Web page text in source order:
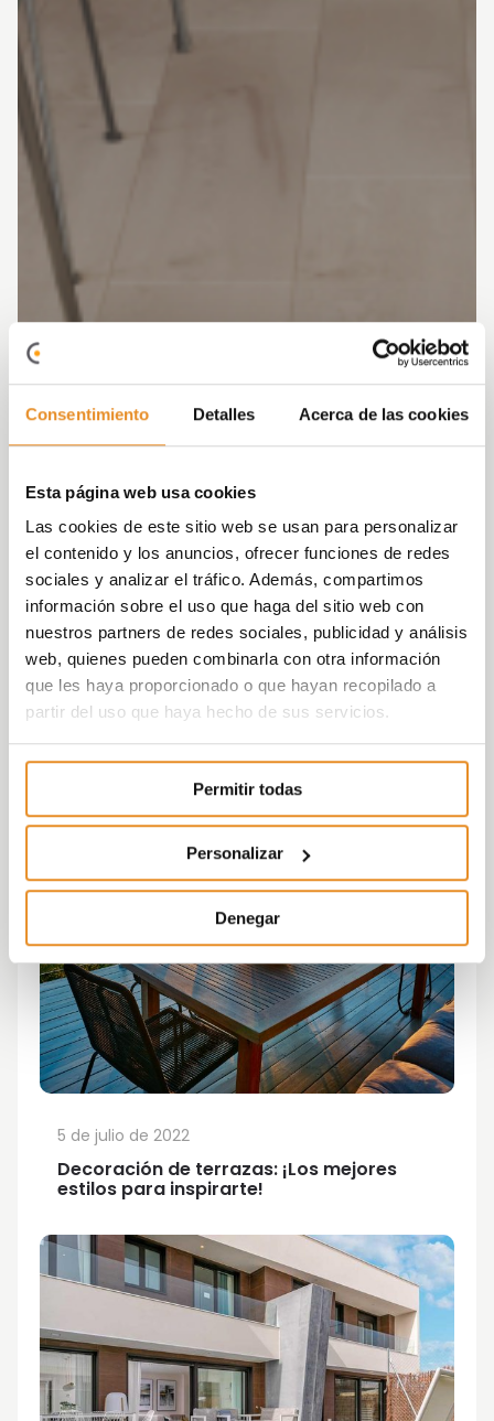
Consentimiento Detalles Acerca de las cookies
Esta página web usa cookies
Las cookies de este sitio web se usan para personalizar
el contenido y los anuncios, ofrecer funciones de redes
sociales y analizar el tráfico. Además, compartimos
información sobre el uso que haga del sitio web con
nuestros partners de redes sociales, publicidad y análisis
web, quienes pueden combinarla con otra información
que les haya proporcionado o que hayan recopilado a
partir del uso que haya hecho de sus servicios.
Permitir todas
Personalizar
Denegar
Decoración de terrazas: ¡Los mejores
estilos para inspirarte!
5 de julio de 2022